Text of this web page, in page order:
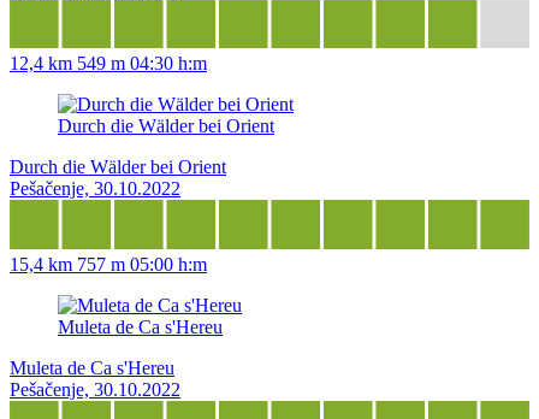
12,4 km 549 m 04:30 h:m
Durch die Wälder bei Orient
Durch die Wälder bei Orient
Pešačenje, 30.10.2022
15,4 km 757 m 05:00 h:m
Muleta de Ca s'Hereu
Muleta de Ca s'Hereu
Pešačenje, 30.10.2022